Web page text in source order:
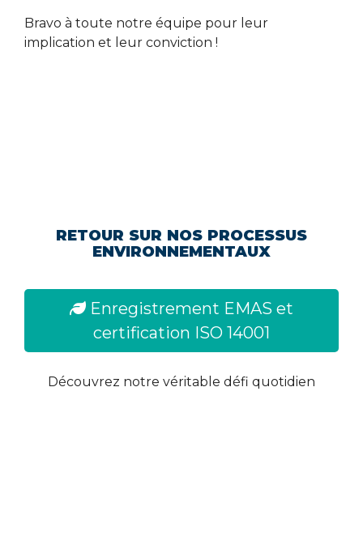
Bravo à toute notre équipe pour leur
implication et leur conviction !
RETOUR SUR NOS PROCESSUS
ENVIRONNEMENTAUX
Enregistrement EMAS et
certification ISO 14001
Découvrez notre véritable défi quotidien